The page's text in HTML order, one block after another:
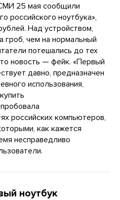
25 мая сообщили
российского ноутбука»,
Над устройством,
гроб, чем на нормальный
потешались до тех
новость — фейк. «Первый
давно, предназначен
использования,
российских компьютеров,
как кажется
несправедливо
ноутбук